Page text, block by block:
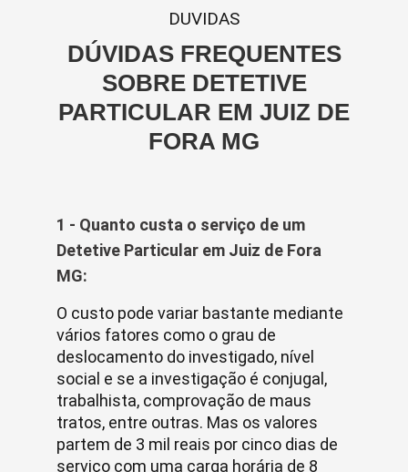
DUVIDAS
DÚVIDAS FREQUENTES
SOBRE DETETIVE
PARTICULAR EM JUIZ DE
FORA MG
1 - Quanto custa o serviço de um
Detetive Particular em Juiz de Fora
MG:
O custo pode variar bastante mediante
vários fatores como o grau de
deslocamento do investigado, nível
social e se a investigação é conjugal,
trabalhista, comprovação de maus
tratos, entre outras. Mas os valores
partem de 3 mil reais por cinco dias de
serviço com uma carga horária de 8